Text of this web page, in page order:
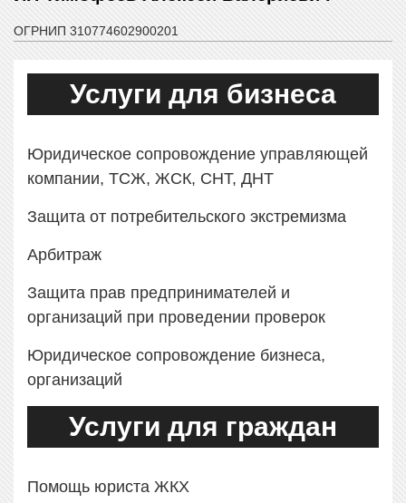
ОГРНИП 310774602900201
Услуги для бизнеса
Юридическое сопровождение управляющей
компании, ТСЖ, ЖСК, СНТ, ДНТ
Защита от потребительского экстремизма
Арбитраж
Защита прав предпринимателей и
организаций при проведении проверок
Юридическое сопровождение бизнеса,
организаций
Услуги для граждан
Помощь юриста ЖКХ